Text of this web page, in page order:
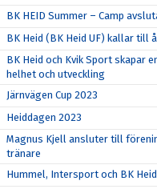
BK HEID Summer – Camp
BK Heid (BK Heid UF) kallar till
BK Heid och Kvik Sport skapar
helhet och utveckling
Järnvägen Cup 2023
Heiddagen 2023
Magnus Kjell ansluter till
tränare
Hummel, Intersport och BK